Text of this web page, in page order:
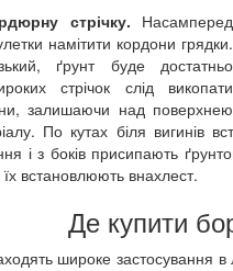
стрічку. Насамперед
намітити кордони грядки.
ґрунт буде достатньо
стрічок слід викопати
залишаючи над поверхнею
По кутах біля вигинів
і з боків присипають
встановлюють внахлест.
Де купити
широке застосування